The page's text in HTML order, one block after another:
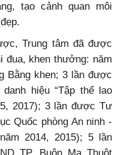
tạo cảnh quan môi
Trung tâm đã được
đua, khen thưởng: năm
Bằng khen; 3 lần được
hiệu “Tập thể lao
2017); 3 lần được Tư
Quốc phòng An ninh -
2014, 2015); 5 lần
TP. Buôn Ma Thuột